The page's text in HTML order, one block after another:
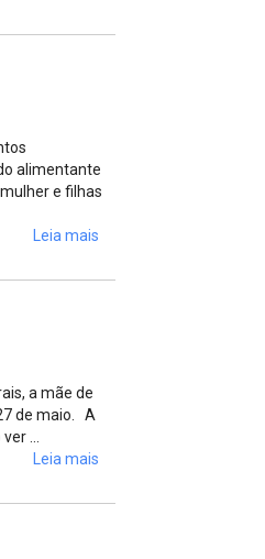
alimentante
e filhas
Leia mais
a mãe de
de maio. A
...
Leia mais